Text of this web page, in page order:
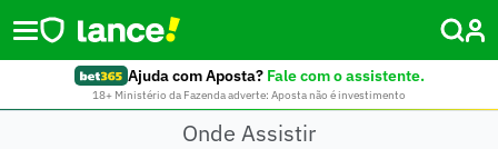
Ajuda com Aposta? Fale com o assistente.
18+ Ministério da Fazenda adverte: Aposta não é investimento
Onde Assistir